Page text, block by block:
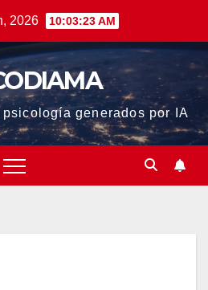
2026 10:03:24 AM
generados por IA